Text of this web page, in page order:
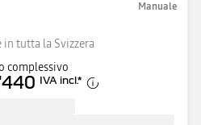
Manuale
tutta la Svizzera
complessivo
IVA incl.*